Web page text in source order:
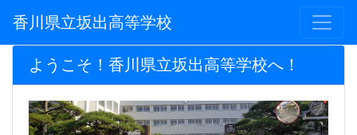
香川県立坂出高等学校
ようこそ！香川県立坂出高等学校へ！